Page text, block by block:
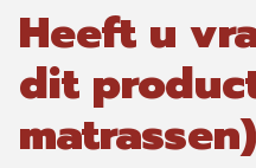
Heeft u
dit